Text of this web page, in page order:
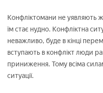
Конфліктомани не уявляють
їм стає нудно. Конфліктна
неважливо, буде в кінці
вступають в конфлікт люди
приниження. Тому всіма
ситуації.